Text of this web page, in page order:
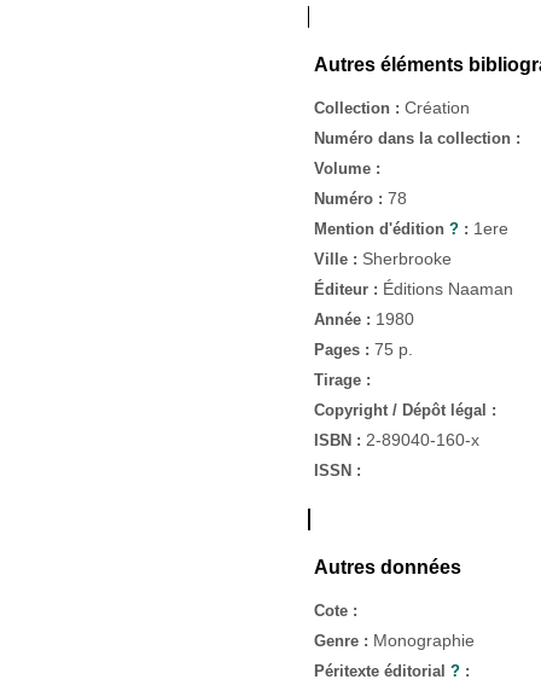
Autres éléments
Collection : Création
Numéro dans la collection :
Volume :
Numéro : 78
Mention d'édition ? : 1ere
Ville : Sherbrooke
Éditeur : Éditions Naaman
Année : 1980
Pages : 75 p.
Tirage :
Copyright / Dépôt légal :
ISBN : 2-89040-160-x
ISSN :
Autres données
Cote :
Genre : Monographie
Péritexte éditorial ? :